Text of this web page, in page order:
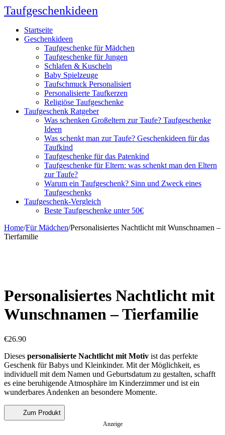
Taufgeschenkideen
Startseite
Geschenkideen
Taufgeschenke für Mädchen
Taufgeschenke für Jungen
Schlafen & Kuscheln
Baby Spielzeuge
Taufschmuck Personalisiert
Personalisierte Taufkerzen
Religiöse Taufgeschenke
Taufgeschenk Ratgeber
Was schenken Großeltern zur Taufe? Taufgeschenke
Ideen
Was schenkt man zur Taufe? Geschenkideen für das
Taufkind
Taufgeschenke für das Patenkind
Taufgeschenke für Eltern: was schenkt man den Eltern
zur Taufe?
Warum ein Taufgeschenk? Sinn und Zweck eines
Taufgeschenks
Taufgeschenk-Vergleich
Beste Taufgeschenke unter 50€
Home/Für Mädchen/Personalisiertes Nachtlicht mit Wunschnamen –
Tierfamilie
Personalisiertes Nachtlicht mit
Wunschnamen – Tierfamilie
€26.90
Dieses personalisierte Nachtlicht mit Motiv ist das perfekte
Geschenk für Babys und Kleinkinder. Mit der Möglichkeit, es
individuell mit dem Namen und Geburtsdatum zu gestalten, schafft
es eine beruhigende Atmosphäre im Kinderzimmer und ist ein
wunderbares Andenken an besondere Momente.
Zum Produkt
Anzeige